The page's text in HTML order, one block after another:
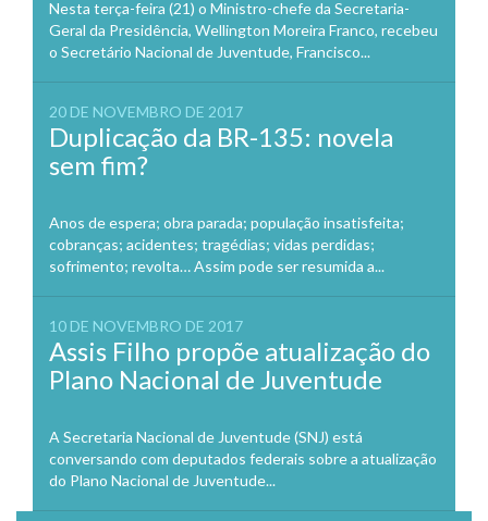
Nesta terça-feira (21) o Ministro-chefe da Secretaria-
Geral da Presidência, Wellington Moreira Franco, recebeu
o Secretário Nacional de Juventude, Francisco...
20 DE NOVEMBRO DE 2017
Duplicação da BR-135: novela
sem fim?
Anos de espera; obra parada; população insatisfeita;
cobranças; acidentes; tragédias; vidas perdidas;
sofrimento; revolta… Assim pode ser resumida a...
10 DE NOVEMBRO DE 2017
Assis Filho propõe atualização do
Plano Nacional de Juventude
A Secretaria Nacional de Juventude (SNJ) está
conversando com deputados federais sobre a atualização
do Plano Nacional de Juventude...